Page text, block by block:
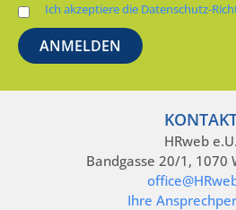
Ich akzeptiere die Datenschutz-
HRweb e.U.
Bandgasse 20/1, 1070
Ihre